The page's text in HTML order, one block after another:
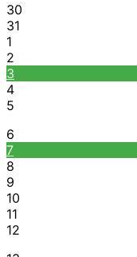
30
31
1
2
3
4
5
6
7
8
9
10
11
12